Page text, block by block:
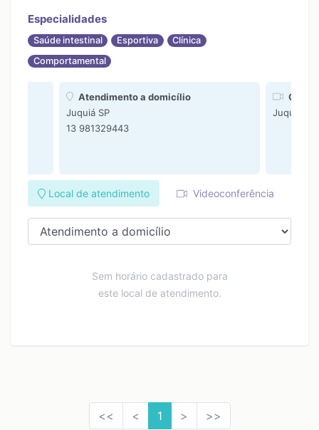
Especialidades
Saúde intestinal Esportiva
Clínica
Comportamental
Atendimento a domicílio
Juquiá SP
13 981329443
Juquiá SP
Local de atendimento Videoconferência
Sem horário cadastrado para
este local de atendimento.
<< < 1 > >>